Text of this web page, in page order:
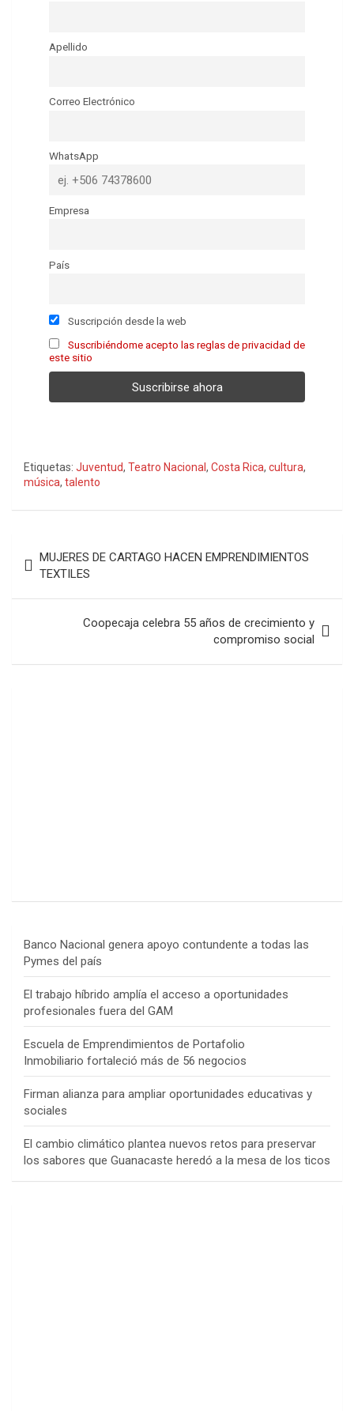
Apellido
Correo Electrónico
WhatsApp
Empresa
País
Suscripción desde la web
Suscribiéndome acepto las reglas de privacidad de
este sitio
Etiquetas: Juventud, Teatro Nacional, Costa Rica, cultura,
música, talento
de
entradas
MUJERES DE CARTAGO HACEN EMPRENDIMIENTOS
TEXTILES
Coopecaja celebra 55 años de crecimiento y
compromiso social
Banco Nacional genera apoyo contundente a todas las
Pymes del país
El trabajo híbrido amplía el acceso a oportunidades
profesionales fuera del GAM
Escuela de Emprendimientos de Portafolio
Inmobiliario fortaleció más de 56 negocios
Firman alianza para ampliar oportunidades educativas y
sociales
El cambio climático plantea nuevos retos para preservar
los sabores que Guanacaste heredó a la mesa de los ticos